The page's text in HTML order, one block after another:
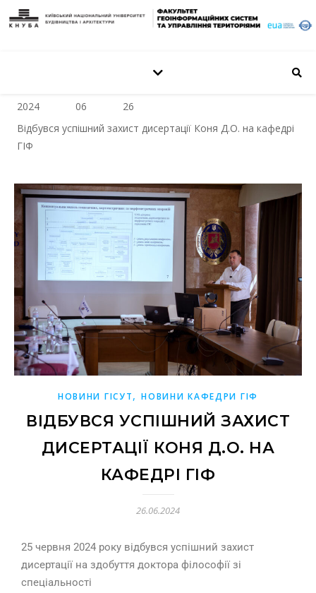
2024 06
26
Відбувся успішний захист дисертації Коня Д.О. на кафедрі
ГІФ
НОВИНИ ГІСУТ,НОВИНИ КАФЕДРИ ГІФ
ВІДБУВСЯ УСПІШНИЙ ЗАХИСТ
ДИСЕРТАЦІЇ КОНЯ Д.О. НА
КАФЕДРІ ГІФ
26.06.2024
25 червня 2024 року відбувся успішний захист
дисертації на здобуття доктора філософії зі
спеціальності